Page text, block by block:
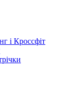
і Кроссфіт